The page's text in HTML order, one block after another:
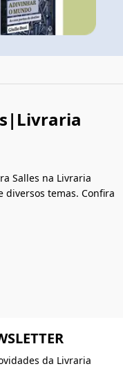
Salles na Livraria
diversos temas. Confira
da Livraria